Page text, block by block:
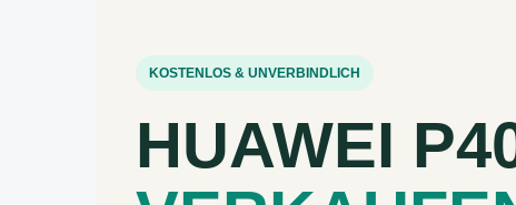
KOSTENLOS & UNVERBINDLICH
HUAWEI